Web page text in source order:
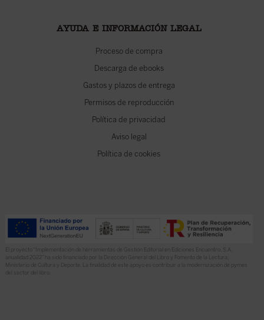
AYUDA E INFORMACIÓN LEGAL
Proceso de compra
Descarga de ebooks
Gastos y plazos de entrega
Permisos de reproducción
Política de privacidad
Aviso legal
Política de cookies
El proyecto “Implementación de herramientas de Gestión Editorial en Ediciones Encuentro, S.A.
anualidad 2022” ha sido financiado por la Dirección General del Libro y Fomento de la Lectura,
Ministerio de Cultura y Deporte. La finalidad de este apoyo es contribuir a la modernización de pymes
del sector del libro.